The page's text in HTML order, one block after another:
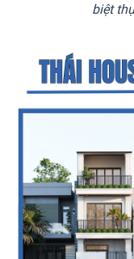
biệt